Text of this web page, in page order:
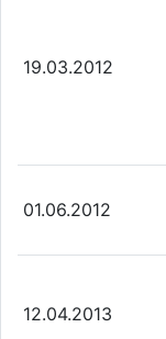
19.03.2012
01.06.2012
12.04.2013